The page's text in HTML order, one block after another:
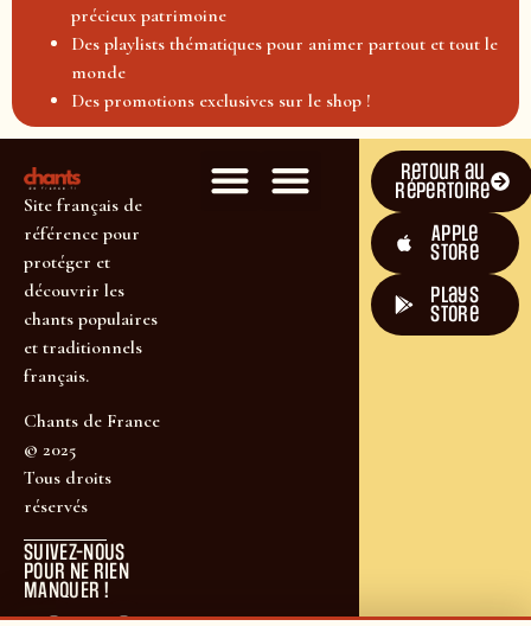
précieux patrimoine
Des playlists thématiques pour animer partout et tout le
monde
Des promotions exclusives sur le shop !
Site français de
référence pour
protéger et
découvrir les
chants populaires
et traditionnels
français.
Chants de France
© 2025
Tous droits
réservés
SUIVEZ-NOUS
POUR NE RIEN
MANQUER !
Retour au
répertoire
Apple
Store
plays
store